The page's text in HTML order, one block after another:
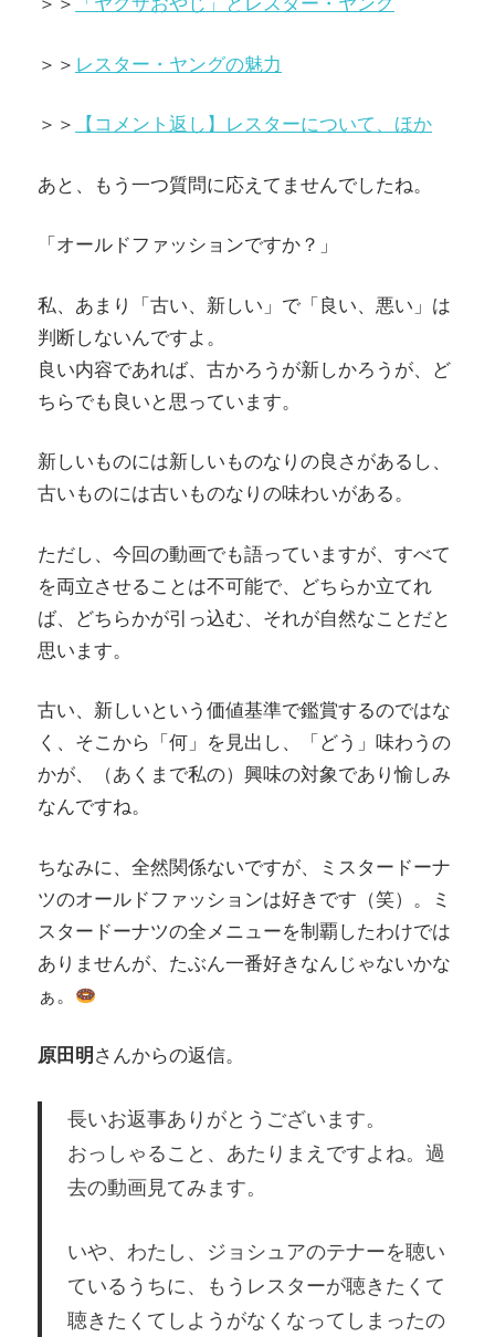
＞＞ レスター・ヤングの魅力
＞＞【コメント返し】レスターについて、ほか
あと、もう一つ質問に応えてませんでしたね。
「オールドファッションですか？」
私、あまり「古い、新しい」で「良い、悪い」は
判断しないんですよ。
良い内容であれば、古かろうが新しかろうが、ど
ちらでも良いと思っています。
新しいものには新しいものなりの良さがあるし、
古いものには古いものなりの味わいがある。
ただし、今回の動画でも語っていますが、すべて
を両立させることは不可能で、どちらか立てれ
ば、どちらかが引っ込む、それが自然なことだと
思います。
古い、新しいという価値基準で鑑賞するのではな
く、そこから「何」を見出し、「どう」味わうの
かが、（あくまで私の）興味の対象であり愉しみ
なんですね。
ちなみに、全然関係ないですが、ミスタードーナ
ツのオールドファッションは好きです（笑）。ミ
スタードーナツの全メニューを制覇したわけでは
ありませんが、たぶん一番好きなんじゃないかな
ぁ。
原田明さんからの返信。
長いお返事ありがとうございます。
おっしゃること、あたりまえですよね。過
去の動画見てみます。
いや、わたし、ジョシュアのテナーを聴い
ているうちに、もうレスターが聴きたくて
聴きたくてしようがなくなってしまったの